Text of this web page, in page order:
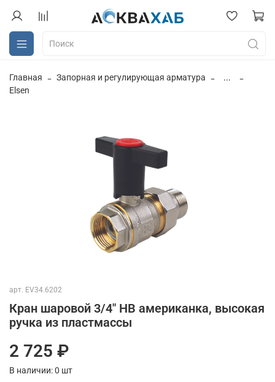
Главная Запорная и регулирующая арматура
...
Elsen
арт. EV34.6202
Кран шаровой 3/4" НВ американка, высокая
ручка из пластмассы
2 725 ₽
В наличии:0 шт